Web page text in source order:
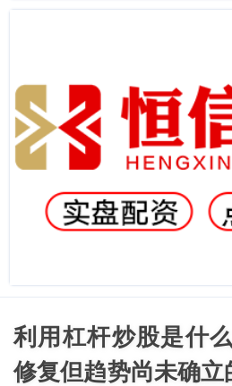
利用杠杆炒股是什
修复但趋势尚未确